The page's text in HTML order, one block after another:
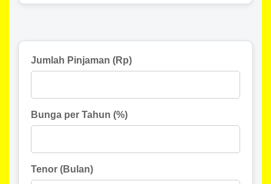
Jumlah Pinjaman (Rp)
Bunga per Tahun (%)
Tenor (Bulan)